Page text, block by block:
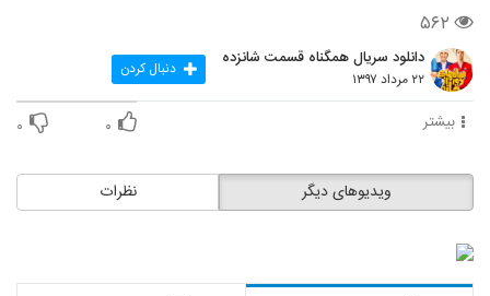
۵۶۲
دانلود سریال همگناه قسمت شانزده
۲۲ مرداد ۱۳۹۷ دنبال کردن
بیشتر ۰ ۰
نظرات ویدیوهای دیگر